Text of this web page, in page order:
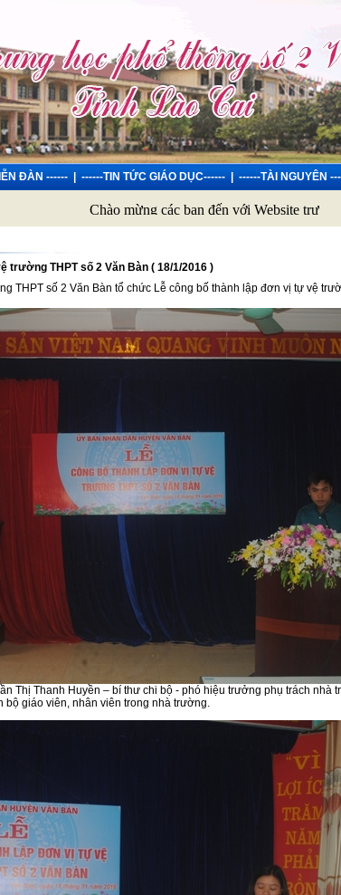
ĐÀN ------ ------TIN TỨC GIÁO DỤC------ ------TÀI NGUYÊN
Chào mừng các bạn đến với Website trường
trường THPT số 2 Văn Bàn ( 18/1/2016 )
THPT số 2 Văn Bàn tổ chức Lễ công bố thành lập đơn vị tự vệ
Thị Thanh Huyền – bí thư chi bộ - phó hiệu trưởng phụ trách nhà
bộ giáo viên, nhân viên trong nhà trường.